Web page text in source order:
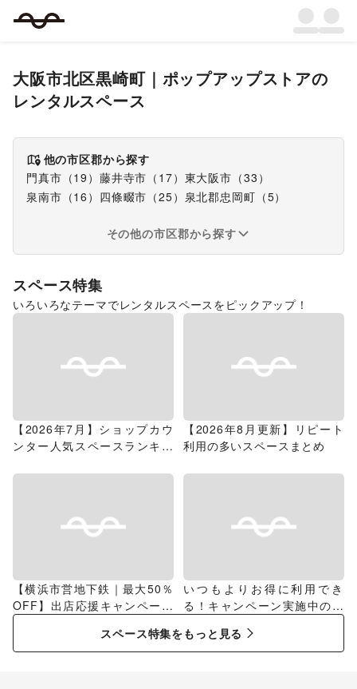
大阪市北区黒崎町｜ ポップアップストアの
レンタルスペース
他の市区郡から探す
門真市 （19 ） 藤井寺市 （ 17） 東大阪市 （33 ）
泉南市 （16 ） 四條畷市 （25） 泉北郡忠岡町 （5）
その他の市区郡から探す
スペース特集
いろいろなテーマでレンタルスペースをピックアップ！
【2026年7月】ショップカウ
ンター人気スペースランキン
【2026年8月更新】リピート
利用の多いスペースまとめ
【横浜市営地下鉄｜最大50％
OFF】出店応援キャンペーン
特集
いつもよりお得に利用でき
る！キャンペーン実施中のス
スペース特集をもっと見る